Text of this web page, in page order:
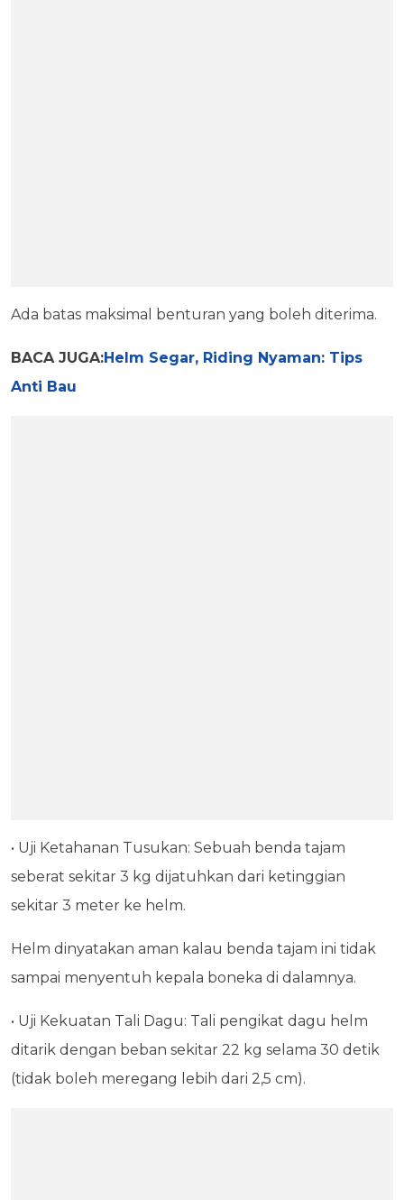
Ada batas maksimal benturan yang boleh diterima.
BACA JUGA:Helm Segar, Riding Nyaman: Tips
Anti Bau
• Uji Ketahanan Tusukan: Sebuah benda tajam
seberat sekitar 3 kg dijatuhkan dari ketinggian
sekitar 3 meter ke helm.
Helm dinyatakan aman kalau benda tajam ini tidak
sampai menyentuh kepala boneka di dalamnya.
• Uji Kekuatan Tali Dagu: Tali pengikat dagu helm
ditarik dengan beban sekitar 22 kg selama 30 detik
(tidak boleh meregang lebih dari 2,5 cm).